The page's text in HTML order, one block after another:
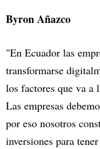
Byron Añazco
"En Ecuador las
transformarse
los factores que va a
Las empresas
por eso nosotros
inversiones para